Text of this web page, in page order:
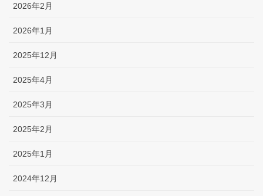
2026年2月
2026年1月
2025年12月
2025年4月
2025年3月
2025年2月
2025年1月
2024年12月